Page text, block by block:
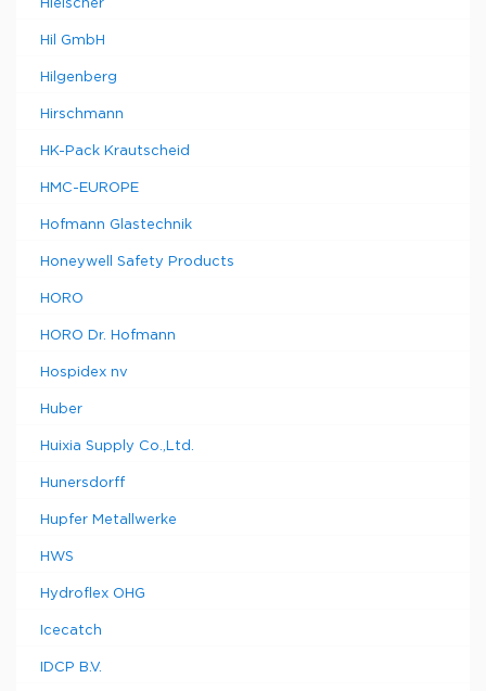
Hielscher
Hil GmbH
Hilgenberg
Hirschmann
HK-Pack Krautscheid
HMC-EUROPE
Hofmann Glastechnik
Honeywell Safety Products
HORO
HORO Dr. Hofmann
Hospidex nv
Huber
Huixia Supply Co.,Ltd.
Hunersdorff
Hupfer Metallwerke
HWS
Hydroflex OHG
Icecatch
IDCP B.V.